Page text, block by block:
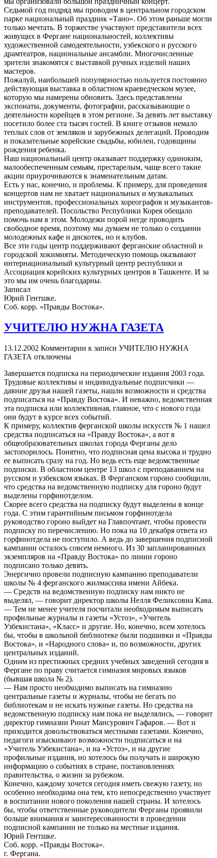
Седьмой год подряд мы проводим в центральном городском
парке национальный праздник «Тано». Об этом раньше могли
только мечтать. В торжестве участвуют представители всех
живущих в Фергане национальностей, коллективы
художественной самодеятельности, узбекского и русского
драмтеатров, национальные ансамбли. Многочисленные
зрители знакомятся с выставкой ручных изделий наших
мастеров.
Пожалуй, наибольшей популярностью пользуется постоянно
действующая выставка в областном краеведческом музее,
которую мы намерены обновить. Здесь представлены
экспонаты, документы, фотографии, рассказывающие о
деятельности корейцев в этом регионе. За девять лет выставку
посетило более ста тысяч гостей. В книге отзывов немало
теплых слов от земляков и зарубежных делегаций. Проводим
и показательные корейские свадьбы, юбилеи, годовщины
рождения ребенка.
Наш национальный центр оказывает поддержку одиноким,
малообеспеченным семьям, престарелым, чаще всего такие
акции приурочиваются к знаменательным датам.
Есть у нас, конечно, и проблемы. К примеру, для проведения
концертов нам не хватает национальных и музыкальных
инструментов, профессиональных хореографов и музыкантов-
преподавателей. Посольство Республики Корея обещало
помочь нам в этом. Молодежи порой негде проводить
свободное время, поэтому мы думаем не только о создании
молодежных кафе и дискотек, но и клубов.
Все эти годы центр поддерживают ферганские областной и
городской хокимияты. Методическую помощь оказывают
интернациональный культурный центр республики и
Ассоциация корейских культурных центров в Ташкенте. И за
это мы им очень благодарны.
Записал
Юрий Гентшке.
Соб. корр. «Правды Востока».
УЧИТЕЛЮ НУЖНА ГАЗЕТА
13.12.2002 Комментарии к записи УЧИТЕЛЮ НУЖНА
ГАЗЕТА отключены
Завершается подписка на периодические издания 2003 года.
Трудовые коллективы и индивидуальные подписчики —
давние друзья нашей газеты, нашли возможности и средства
подписаться на «Правду Востока». И неважно, ведомственная
эта подписка или коллективная, главное, что с нового года
они будут в курсе всех событий.
К примеру, коллектив ферганской школы искусств № 1 нашел
средства подписаться на «Правду Востока», а вот в
общеобразовательных школах города Ферганы дело
застопорилось. Понятно, что подписная цена высока и трудно
ее выписать сразу на год. Но ведь есть еще ведомственные
подписки. В областном центре 13 школ с преподаванием на
русском и узбекском языках. В Ферганском гороно сообщили,
что средства на ведомственную подписку для гороно будут
выделены горфинотделом.
Скорее всего средства на подписку будут выделены в конце
года. С этим гарантийным письмом горфинотдела
руководство гороно выйдет на Главпочтамт, чтобы провести
подписку по перечислению. Но пока на 10 декабря ответа из
горфинотдела не поступило. А ведь до завершения подписной
кампании осталось совсем немного. Из 30 запланированных
экземпляров на «Правду Востока» по линии гороно
подписано только девять.
Энергично провели подписную кампанию преподаватели
школы № 4 ферганского жилмассива имени Айбека.
— Средств на ведомственную подписку нам никто не
выделял, — говорит директор школы Нелля Феликсовна Кава.
— Тем не менее учителя посчитали необходимым выписать
профильные журналы и газеты «Устоз», «Учитель
Узбекистана», «Класс» и другие. Но, конечно, всем хотелось
бы, чтобы в школьной библиотеке были подшивки и «Правды
Востока», и «Народного слова» и, по возможности, других
центральных изданий.
Одним из престижных средних учебных заведений сегодня в
Фергане по праву считается гимназия мировых языков
(бывшая школа № 2).
— Нам просто необходимо выписать на гимназию
центральные газеты и журналы, чтобы не бегать по
библиотекам и не искать нужные газеты. Но средства на
ведомственную подписку нам пока не выделялись, — говорит
директор гимназии Ринат Мансурович Гафаров. — Вот и
приходится довольствоваться местными газетами. Конечно,
педагоги изыскивают возможности подписаться и на
«Учитель Узбекистана», и на «Устоз», и на другие
профильные издания, но хотелось бы получать и широкую
информацию о событиях в стране, постановлениях
правительства, о жизни за рубежом.
Конечно, каждому хочется сегодня иметь свежую газету, но
особенно необходима она тем, кто непосредственно участвует
в воспитании нового поколения нашей страны. И хотелось
бы, чтобы ответственные руководители Ферганы проявили
больше внимания и заинтересованности в проведении
подписной кампании не только на местные издания.
Юрий Гентшке.
Соб. корр. «Правды Востока».
г. Фергана.